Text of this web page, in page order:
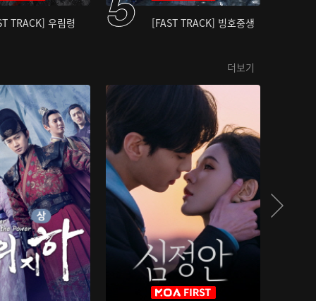
TRACK] 우림령 [FAST TRACK] 빙호중생
더보기